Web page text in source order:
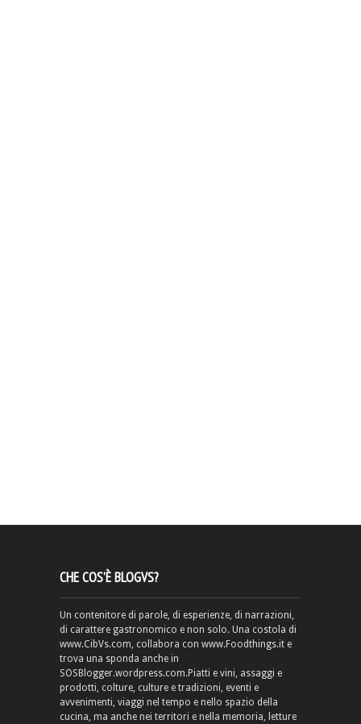
CHE COS’È BLOGVS?
Un contenitore di parole, di esperienze, di narrazioni,
di carattere gastronomico e non solo. Una costola di
www.CibVs.com, collabora con www.Foodthings.it e
trova una sponda anche in
SOSBlogger.wordpress.com.Piatti e vini, assaggi e
prodotti, colture, culture e tradizioni, eventi e
avvenimenti, viaggi nel tempo e nello spazio della
cucina, ma anche nei territori e nella memoria, letture